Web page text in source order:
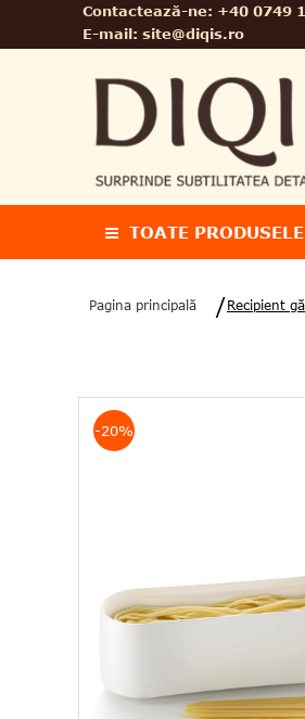
Contactează-ne: +40 0749
E-mail: site@diqis.ro
TOATE PRODUSELE
Pagina principală Recipient
-20%